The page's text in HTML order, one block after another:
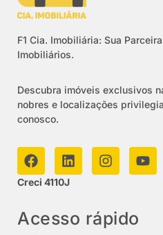
F1 Cia. Imobiliária: Sua
Imobiliários.
Descubra imóveis exclusivos
nobres e localizações
conosco.
Creci 4110J
Acesso rápido